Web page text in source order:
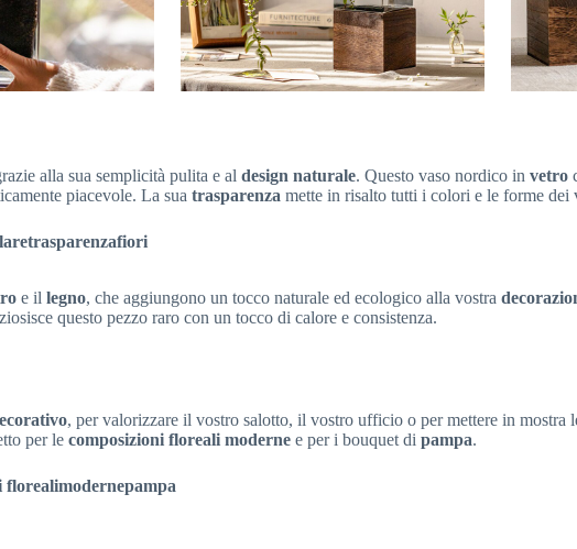
alla sua semplicità pulita e al design naturale. Questo vaso nordico in vetro
piacevole. La sua trasparenza mette in risalto tutti i colori e le forme dei
trasparenzafiori
e il legno, che aggiungono un tocco naturale ed ecologico alla vostra
questo pezzo raro con un tocco di calore e consistenza.
, per valorizzare il vostro salotto, il vostro ufficio o per mettere in mostra
per le composizioni floreali moderne e per i bouquet di pampa.
florealimodernepampa